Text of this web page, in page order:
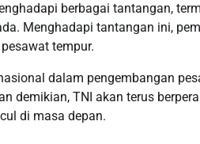
berbagai tantangan,
Menghadapi tantangan ini,
tempur.
dalam pengembangan
demikian, TNI akan terus
di masa depan.